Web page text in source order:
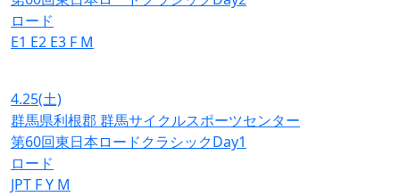
ロード
E1 E2 E3 F M
4.25(土)
群馬県利根郡 群馬サイクルスポーツセンター
第60回東日本ロードクラシックDay1
ロード
JPT FY M